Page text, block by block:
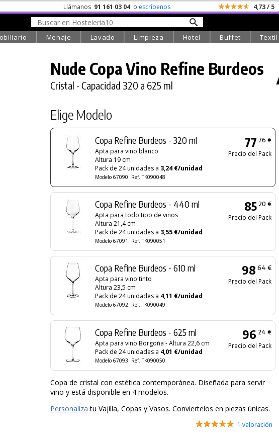
Llámanos 91 161 03 04 o escríbenos 4,73 / 5
Menaje Lavado Limpieza Hotel Buffet Textil
Nude Copa Vino Refine Burdeos
Cristal - Capacidad 320 a 625 ml
Elige Modelo
Copa Refine Burdeos - 320 ml
Apta para vino blanco
Altura 19 cm
Pack de 24 unidades a 3,24 €/unidad
Modelo 67090. Ref. TK090048
77 76 €
Precio del Pack
Copa Refine Burdeos - 440 ml
Apta para todo tipo de vinos
Altura 21,4 cm
Pack de 24 unidades a 3,55 €/unidad
Modelo 67091. Ref. TK090051
85 20 €
Precio del Pack
Copa Refine Burdeos - 610 ml
Apta para vino tinto
Altura 23,5 cm
Pack de 24 unidades a 4,11 €/unidad
Modelo 67092. Ref. TK090049
98 64 €
Precio del Pack
Copa Refine Burdeos - 625 ml
Apta para vino Borgoña - Altura 22,6 cm
Pack de 24 unidades a 4,01 €/unidad
Modelo 67093. Ref. TK090050
96 24 €
Precio del Pack
Copa de cristal con estética contemporánea. Diseñada para servir
vino y está disponible en 4 modelos.
Personaliza tu Vajilla, Copas y Vasos. Conviertelos en piezas únicas.
1 valoración